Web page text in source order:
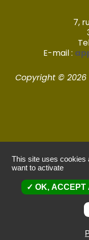
7,
E-mail :
Copyright © 2026
This site uses cookies
want to activate
OK, ACCEPT